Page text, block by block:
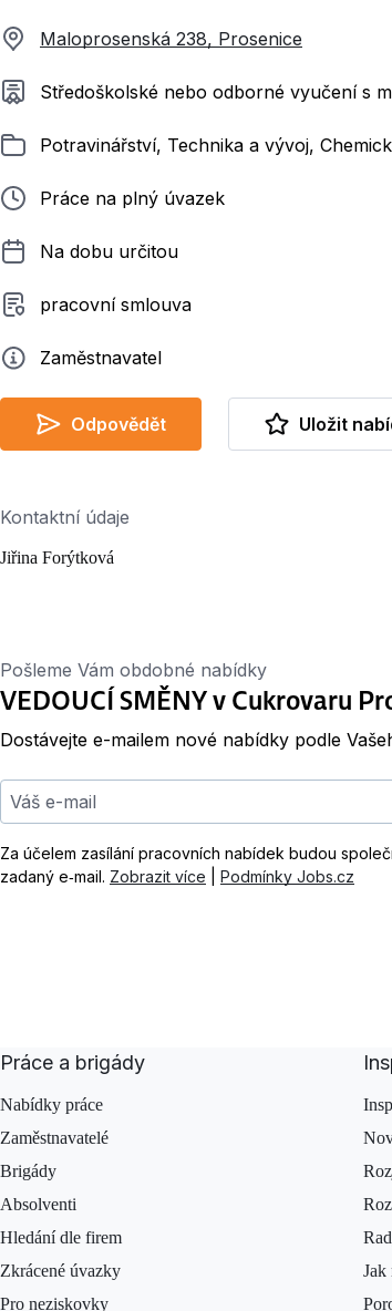
Maloprosenská 238, Prosenice
Požadované vzdělání
Středoškolské nebo odborné vyučení s
ZařazenoPotravinářství, Technika a vývoj,
Typ pracovního poměru
Práce na plný úvazek
Délka pracovního poměru
Na dobu určitou
Typ smluvního vztahu
pracovní smlouva
ZadavatelZaměstnavatel
Odpovědět Uložit
Kontaktní údaje
Jiřina Forýtková
Pošleme Vám obdobné nabídky
VEDOUCÍ SMĚNY v Cukrovaru
Dostávejte e-mailem nové nabídky podle
Váš e-mail
Za účelem zasílání pracovních nabídek budou
zadaný e‑mail. Zobrazit více Podmínky Jobs.cz
Práce a brigády
Nabídky práce
Zaměstnavatelé
Brigády
Absolventi
Hledání dle firem
Zkrácené úvazky
Pro neziskovky
Jak